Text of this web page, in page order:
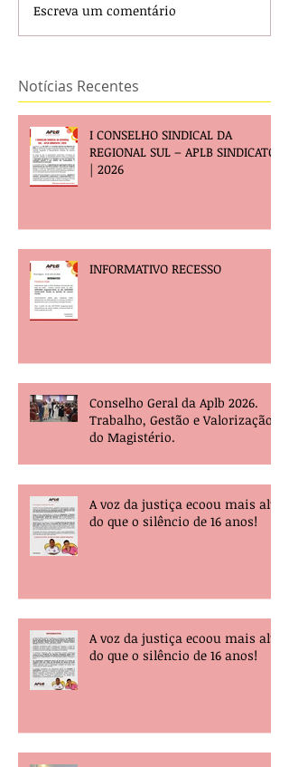
Escreva um comentário
Notícias Recentes
I CONSELHO SINDICAL DA
REGIONAL SUL – APLB SINDICATO
| 2026
INFORMATIVO RECESSO
Conselho Geral da Aplb 2026.
Trabalho, Gestão e Valorização
do Magistério.
A voz da justiça ecoou mais alta
do que o silêncio de 16 anos!
A voz da justiça ecoou mais alta
do que o silêncio de 16 anos!